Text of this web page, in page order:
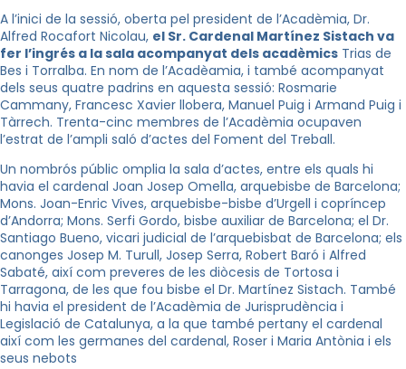
A l’inici de la sessió, oberta pel president de l’Acadèmia, Dr.
Alfred Rocafort Nicolau, el Sr. Cardenal Martínez Sistach va
fer l’ingrés a la sala acompanyat dels acadèmics Trias de
Bes i Torralba. En nom de l’Acadèamia, i també acompanyat
dels seus quatre padrins en aquesta sessió: Rosmarie
Cammany, Francesc Xavier llobera, Manuel Puig i Armand Puig i
Tàrrech. Trenta-cinc membres de l’Acadèmia ocupaven
l’estrat de l’ampli saló d’actes del Foment del Treball.
Un nombrós públic omplia la sala d’actes, entre els quals hi
havia el cardenal Joan Josep Omella, arquebisbe de Barcelona;
Mons. Joan-Enric Vives, arquebisbe-bisbe d’Urgell i copríncep
d’Andorra; Mons. Serfi Gordo, bisbe auxiliar de Barcelona; el Dr.
Santiago Bueno, vicari judicial de l’arquebisbat de Barcelona; els
canonges Josep M. Turull, Josep Serra, Robert Baró i Alfred
Sabaté, així com preveres de les diòcesis de Tortosa i
Tarragona, de les que fou bisbe el Dr. Martínez Sistach. També
hi havia el president de l’Acadèmia de Jurisprudència i
Legislació de Catalunya, a la que també pertany el cardenal
així com les germanes del cardenal, Roser i Maria Antònia i els
seus nebots